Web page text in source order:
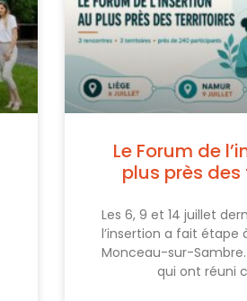
Le Forum de
plus près
Les 6, 9 et 14 juillet
l’insertion a fait étape
Monceau-sur-
qui ont réuni